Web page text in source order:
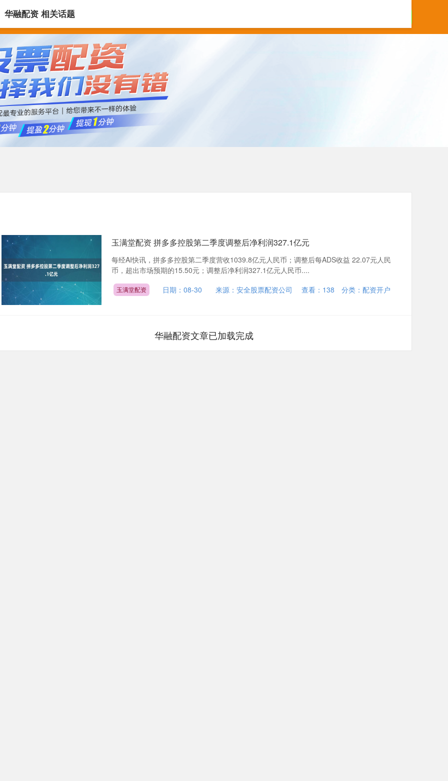
专业股票配资论坛
华融配资 相关话题
玉满堂配资 拼多多控股第二季度调整后净利润327.1亿元
每经AI快讯，拼多多控股第二季度营收1039.8亿元人民币；调整后每ADS收益 22.07元人民
币，超出市场预期的15.50元；调整后净利润327.1亿元人民币....
玉满堂配资 日期：08-30 来源：安全股票配资公司 查看： 138 分类：配资开户
华融配资文章已加载完成